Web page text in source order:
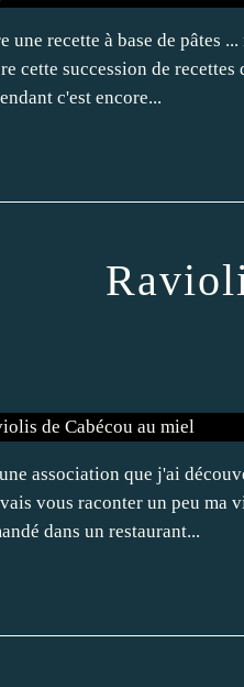
une recette à base de pâtes
cette succession de
c'est encore...
association que j'ai
vous raconter un peu ma
dans un restaurant...